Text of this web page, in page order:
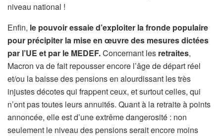
niveau national !
Enfin, le pouvoir essaie d’exploiter la fronde populaire
pour précipiter la mise en œuvre des mesures dictées
par l’UE et par le MEDEF.Concernant les retraites,
Macron va de fait repousser encore l’âge de départ réel
et/ou la baisse des pensions en alourdissant les très
injustes décotes qui frappent ceux, et surtout celles, qui
n’ont pas toutes leurs annuités. Quant à la retraite à points
annoncée, elle est d’une extrême dangerosité : non
seulement le niveau des pensions serait encore moins